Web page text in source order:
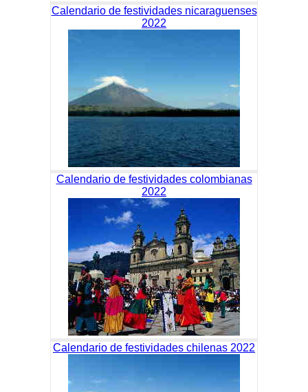
Calendario de festividades nicaraguenses
2022
Calendario de festividades colombianas
2022
Calendario de festividades chilenas 2022